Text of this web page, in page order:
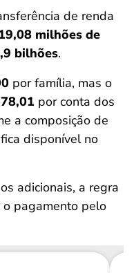
de renda
milhões de
bilhões.
por família, mas o
por conta dos
a composição de
disponível no
adicionais, a regra
pagamento pelo